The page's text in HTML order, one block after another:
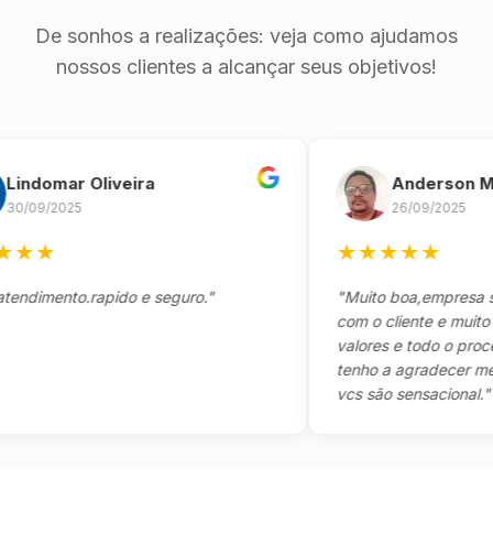
De sonhos a realizações: veja como ajudamos
nossos clientes a alcançar seus objetivos!
Oliveira
2025
★
e seguro."
Anderson
26/09/2025
★★★★
"Muito boa,empresa
com o cliente e muito
valores e todo o
tenho a agradecer
vcs são sensacional."